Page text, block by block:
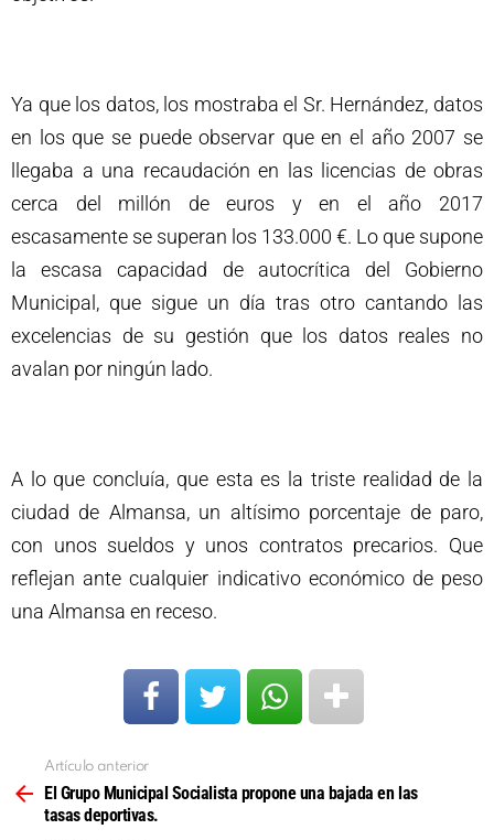
Ya que los datos, los mostraba el Sr. Hernández, datos
en los que se puede observar que en el año 2007 se
llegaba a una recaudación en las licencias de obras
cerca del millón de euros y en el año 2017
escasamente se superan los 133.000 €. Lo que supone
la escasa capacidad de autocrítica del Gobierno
Municipal, que sigue un día tras otro cantando las
excelencias de su gestión que los datos reales no
avalan por ningún lado.
A lo que concluía, que esta es la triste realidad de la
ciudad de Almansa, un altísimo porcentaje de paro,
con unos sueldos y unos contratos precarios. Que
reflejan ante cualquier indicativo económico de peso
una Almansa en receso.
más
Artículo anterior
El Grupo Municipal Socialista propone una bajada en las
tasas deportivas.